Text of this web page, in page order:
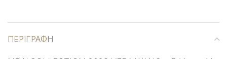
ΠΕΡΙΓΡΑΦΉ